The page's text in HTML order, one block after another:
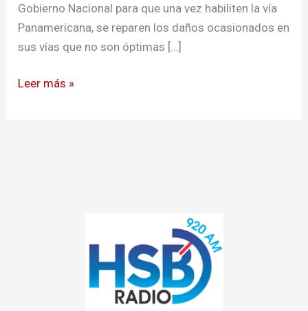
Gobierno Nacional para que una vez habiliten la vía
Panamericana, se reparen los daños ocasionados en
sus vías que no son óptimas […]
alterna
Leer más »